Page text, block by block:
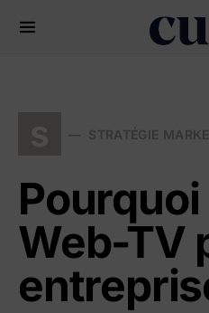
Search for:
STRATÉGIE
Web-TV